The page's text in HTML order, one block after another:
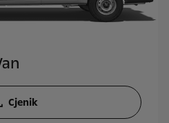
Cjenik